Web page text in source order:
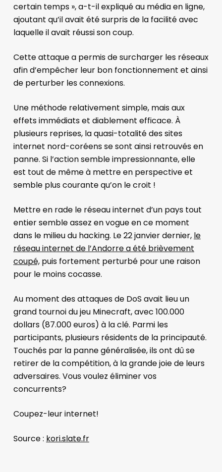
certain temps », a-t-il expliqué au média en ligne,
ajoutant qu’il avait été surpris de la facilité avec
laquelle il avait réussi son coup.
Cette attaque a permis de surcharger les réseaux
afin d’empêcher leur bon fonctionnement et ainsi
de perturber les connexions.
Une méthode relativement simple, mais aux
effets immédiats et diablement efficace. À
plusieurs reprises, la quasi-totalité des sites
internet nord-coréens se sont ainsi retrouvés en
panne. Si l’action semble impressionnante, elle
est tout de même à mettre en perspective et
semble plus courante qu’on le croit !
Mettre en rade le réseau internet d’un pays tout
entier semble assez en vogue en ce moment
dans le milieu du hacking. Le 22 janvier dernier, le
réseau internet de l’Andorre a été brièvement
coupé,puis fortement perturbé pour une raison
pour le moins cocasse.
Au moment des attaques de DoS avait lieu un
grand tournoi du jeu Minecraft, avec 100.000
dollars (87.000 euros) à la clé. Parmi les
participants, plusieurs résidents de la principauté.
Touchés par la panne généralisée, ils ont dû se
retirer de la compétition, à la grande joie de leurs
adversaires. Vous voulez éliminer vos
concurrents?
Coupez-leur internet!
Source : kori.slate.fr